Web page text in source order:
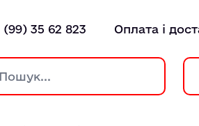
(99) 35 62 823 Оплата і